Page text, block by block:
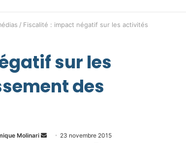
/ Fiscalité : impact négatif sur les activités
sur les
des
Molinari
Envoyer23 novembre 2015